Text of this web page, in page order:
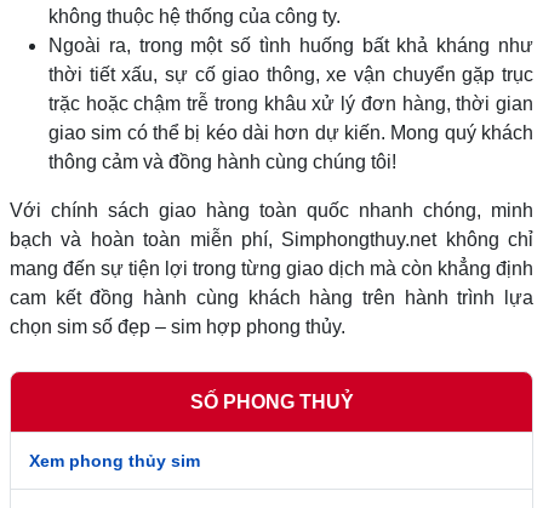
không thuộc hệ thống của công ty.
Ngoài ra, trong một số tình huống bất khả kháng như
thời tiết xấu, sự cố giao thông, xe vận chuyển gặp trục
trặc hoặc chậm trễ trong khâu xử lý đơn hàng, thời gian
giao sim có thể bị kéo dài hơn dự kiến. Mong quý khách
thông cảm và đồng hành cùng chúng tôi!
Với chính sách giao hàng toàn quốc nhanh chóng, minh
bạch và hoàn toàn miễn phí, Simphongthuy.net không chỉ
mang đến sự tiện lợi trong từng giao dịch mà còn khẳng định
cam kết đồng hành cùng khách hàng trên hành trình lựa
chọn sim số đẹp – sim hợp phong thủy.
SỐ PHONG THUỶ
Xem phong thủy sim